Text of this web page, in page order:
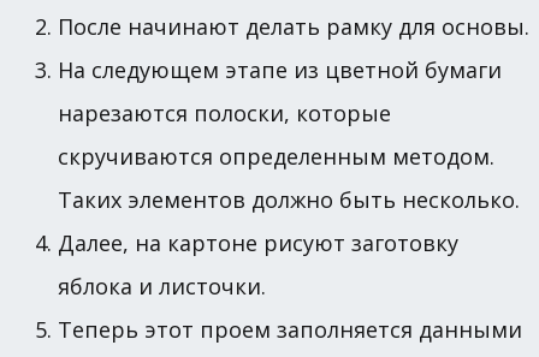
После начинают делать рамку для основы.
На следующем этапе из цветной бумаги
нарезаются полоски, которые
скручиваются определенным методом.
Таких элементов должно быть несколько.
Далее, на картоне рисуют заготовку
яблока и листочки.
Теперь этот проем заполняется данными